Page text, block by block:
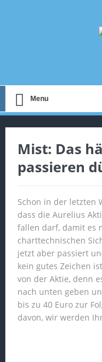
Menu
Mist: Das
passieren
Schon in der letzten
dass die Aurelius
fallen darf, damit es
charttechnischen
jetzt aber passiert
kein gutes Zeichen
von der Aktie, denn
nach unten geben
bis zu 40 Euro zur
davon, wir werden